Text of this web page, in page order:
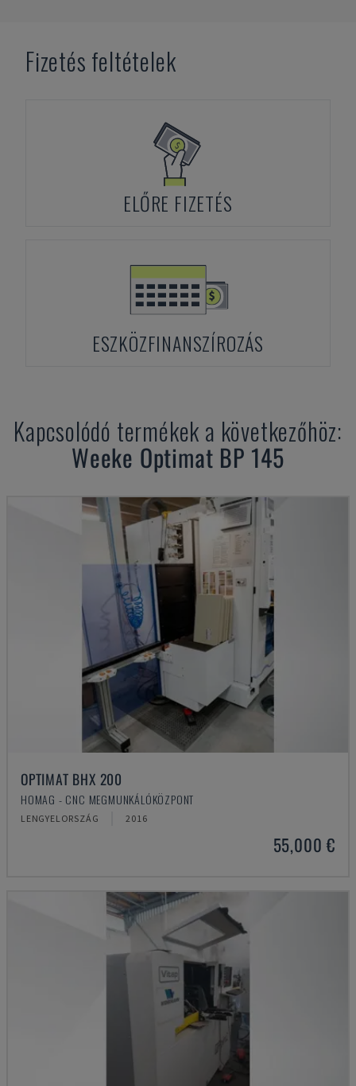
Fizetés feltételek
ELŐRE FIZETÉS
ESZKÖZFINANSZÍROZÁS
Kapcsolódó termékek a következőhöz:
Weeke Optimat BP 145
OPTIMAT BHX 200
HOMAG - CNC MEGMUNKÁLÓKÖZPONT
LENGYELORSZÁG 2016
55,000 €